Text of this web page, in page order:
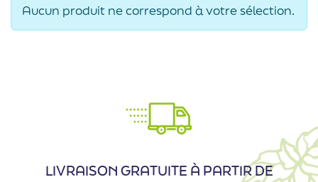
Aucun produit ne correspond à votre sélection.
LIVRAISON GRATUITE À PARTIR DE